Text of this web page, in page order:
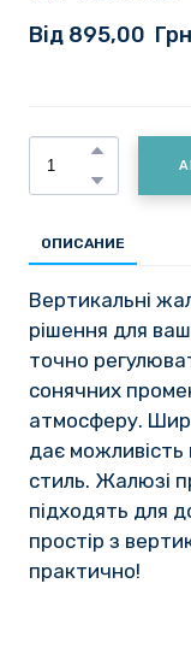
Від 895,00  Грн
ОПИСАНИЕ
Вертикальні
рішення для
точно
сонячних
атмосферу.
дає можливість
стиль. Жалюзі
підходять для
простір з
практично!